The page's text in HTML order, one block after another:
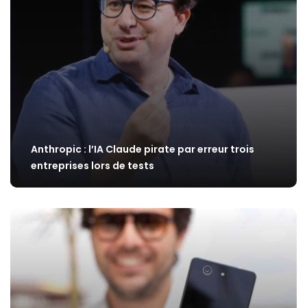
Anthropic : l’IA Claude pirate par erreur trois
entreprises lors de tests